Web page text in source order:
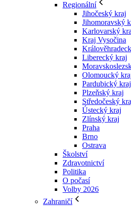
Regionální
Jihočeský kraj
Jihomoravský
Karlovarský
Kraj Vysočina
Liberecký kraj
Olomoucký
Pardubický kraj
Plzeňský kraj
Středočeský
Ústecký kraj
Zlínský kraj
Praha
Brno
Ostrava
Školství
Zdravotnictví
Politika
O počasí
Volby 2026
Zahraničí